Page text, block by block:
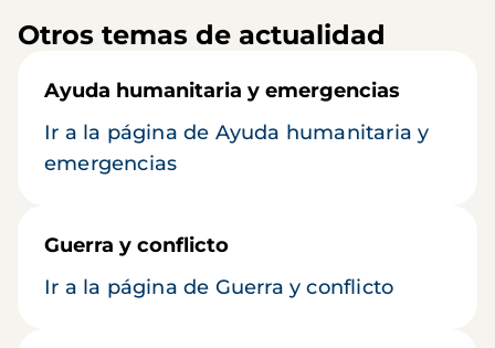
Otros temas de actualidad
Ayuda humanitaria y emergencias
Ir a la página de Ayuda humanitaria y
emergencias
Guerra y conflicto
Ir a la página de Guerra y conflicto